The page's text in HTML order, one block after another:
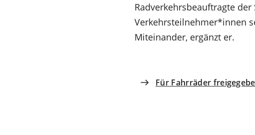
Radverkehrsbeauftragte
Verkehrsteilnehmer*innen
Miteinander, ergänzt er.
Für Fahrräder